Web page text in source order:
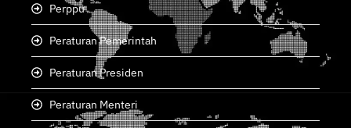
Perppu
Peraturan Pemerintah
Peraturan Presiden
Peraturan Menteri